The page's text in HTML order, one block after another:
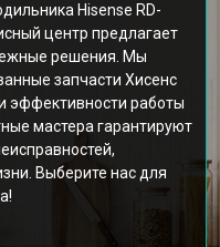
Hisense RD-
центр предлагает
решения. Мы
запчасти Хисенс
эффективности работы
мастера гарантируют
Выберите нас для